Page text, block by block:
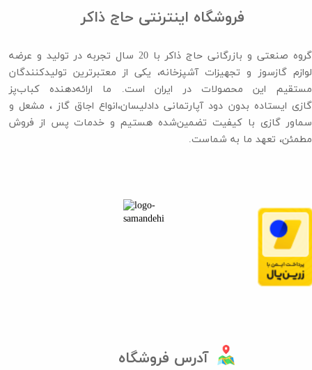
فروشگاه اینترنتی حاج ذاکر
گروه صنعتی و بازرگانی حاج ذاکر با 20 سال تجربه در تولید و عرضه
لوازم گازسوز و تجهیزات آشپزخانه، یکی از معتبرترین تولیدکنندگان
مستقیم این محصولات در ایران است. ما ارائه‌دهنده کباب‌پز
گازی ایستاده بدون دود آپارتمانی دادلیسان،انواع اجاق گاز ،​​​​​​​ مشعل و
سماور گازی با کیفیت تضمین‌شده هستیم و خدمات پس از فروش
مطمئن، تعهد ما به شماست.
آدرس فروشگاه